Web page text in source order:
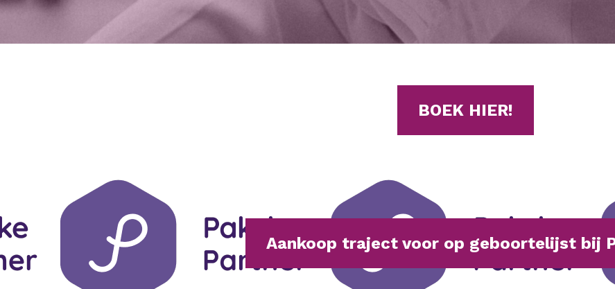
BOEK HIER!
Aankoop traject voor op geboortelijst bij